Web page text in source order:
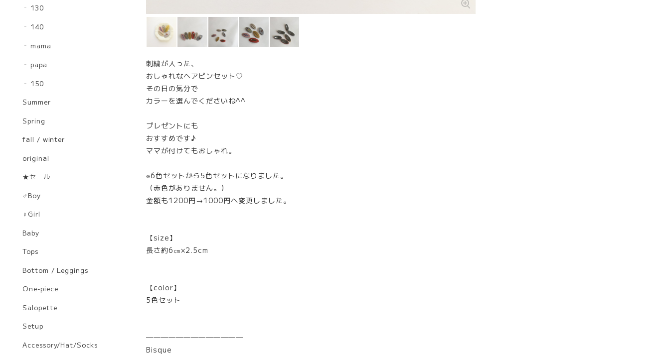
130
140
mama
papa
150
Summer
Spring
fall / winter
original
★セール
♂Boy
♀Girl
Baby
Tops
Bottom / Leggings
One-piece
Salopette
Setup
Accessory/Hat/Socks
刺繍が入った、
おしゃれなヘアピンセット♡
その日の気分で
カラーを選んでくださいね^^
プレゼントにも
おすすめです♪
ママが付けてもおしゃれ。
※6色セットから5色セットになりました。
（赤色がありません。）
金額も1200円→1000円へ変更しました。
【size】
長さ約6㎝×2.5cm
【color】
5色セット
───────​──────
Bisque